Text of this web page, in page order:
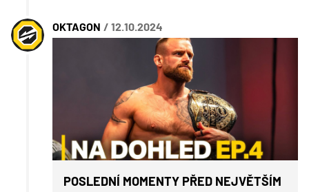
OKTAGON / 12.10.2024
POSLEDNÍ MOMENTY PŘED NEJVĚTŠÍM